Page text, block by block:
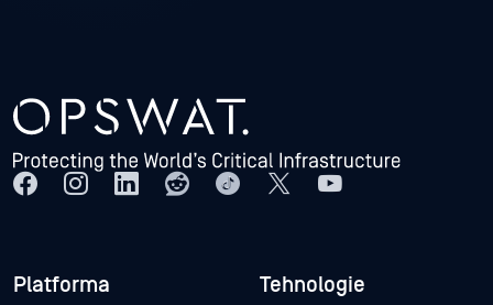
Platforma Tehnologie